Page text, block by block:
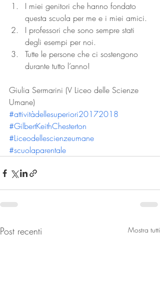
I miei genitori che hanno fondato
questa scuola per me e i miei amici.
I professori che sono sempre stati
degli esempi per noi.
Tutte le persone che ci sostengono
durante tutto l’anno!
Giulia Sermarini (V Liceo delle Scienze
Umane)
#attivitàdellesuperiori20172018
#GilbertKeithChesterton
#Liceodellescienzeumane
#scuolaparentale
Post recenti Mostra tutti